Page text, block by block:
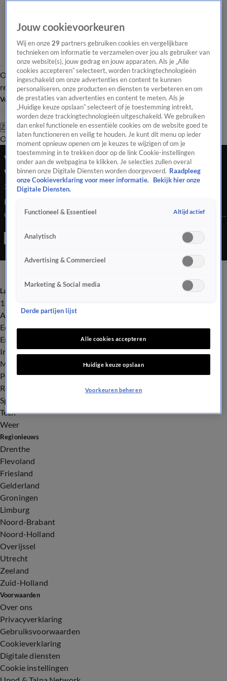
Overzicht Laatste nieuws Regionieuws Het beste van Hart
Tip de
redactie
Volg Hart van Nederland
Zoeken
OverzichtRegioUitzendingenWeerTip de redactiePanelVideo's
Vader vergeet handrem: auto met kinderen rolt
vijver in
27 aug 2024, 13:24
Bij een woning aan het Lenteklokje in het Groningse Leek is
dinsdagochtend een auto met twee kinderen erin in een vijver
was aangetrokken.
Laatste nieuws
112
Advies & Tips
Economie
Entertainment
Infrastructuur
Milieu en Gezondheid
Politiek
Royalty
Sport
Tech
Weer
Regionieuws
Drenthe
Flevoland
Friesland
Gelderland
Groningen
Limburg
Noord-Brabant
Noord-Holland
Overijssel
Utrecht
Zeeland
Zuid-Holland
Voorwaarden
Over ons
Privacyverklaring
Gebruiksvoorwaarden
Cookieverklaring
Digitale diensten
Cookie instellingen
Jouw cookievoorkeuren
Wij en onze29 partners gebruiken cookies en vergelijkbare
technieken om informatie te verzamelen over jou als gebruiker van
onze website(s), jouw gedrag en jouw apparaten. Als je „Alle
cookies accepteren” selecteert, worden trackingtechnologieën
ingeschakeld om onze advertenties en content te kunnen
personaliseren, onze producten en diensten te verbeteren en om
de prestaties van advertenties en content te meten. Als je
„Huidige keuze opslaan” selecteert of je toestemming intrekt,
worden deze trackingtechnologieën uitgeschakeld. We gebruiken
dan enkel functionele en essentiële cookies om de website goed te
laten functioneren en veilig te houden. Je kunt dit menu op ieder
moment opnieuw openen om je keuzes te wijzigen of om je
toestemming in te trekken door op de link Cookie-instellingen
onder aan de webpagina te klikken. Je selecties zullen overal
binnen onze Digitale Diensten worden doorgevoerd. Raadpleeg
onze Cookieverklaring voor meer informatie.
Bekijk hier onze
Digitale Diensten.
Functioneel & Essentieel Altijd actief
Analytisch
Advertising & Commercieel
Marketing & Social media
Derde partijen lijst
Alle cookies accepteren
Huidige keuze opslaan
Voorkeuren beheren